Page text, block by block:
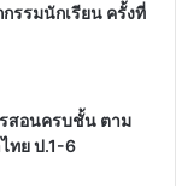
รรมนักเรียน ครั้งที่
สอนครบชั้น ตาม
ทย ป.1-6